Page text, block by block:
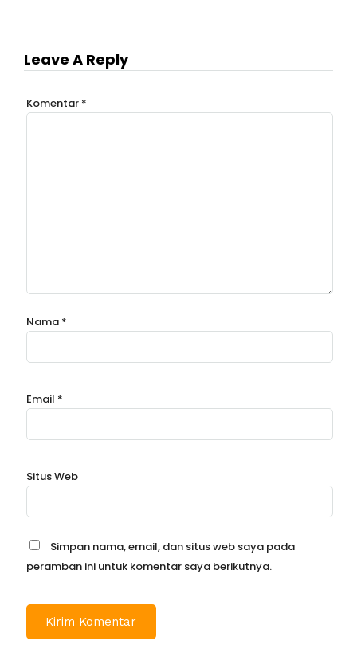
Leave A Reply
Komentar *
Nama *
Email *
Situs Web
Simpan nama, email, dan situs web saya pada
peramban ini untuk komentar saya berikutnya.